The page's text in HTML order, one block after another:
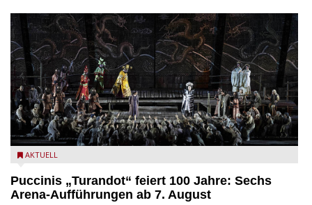
Turandot in der Arena von Verona - Ennevi für Fondazione
AKTUELL
Puccinis „Turandot“ feiert 100 Jahre: Sechs
Arena-Aufführungen ab 7. August